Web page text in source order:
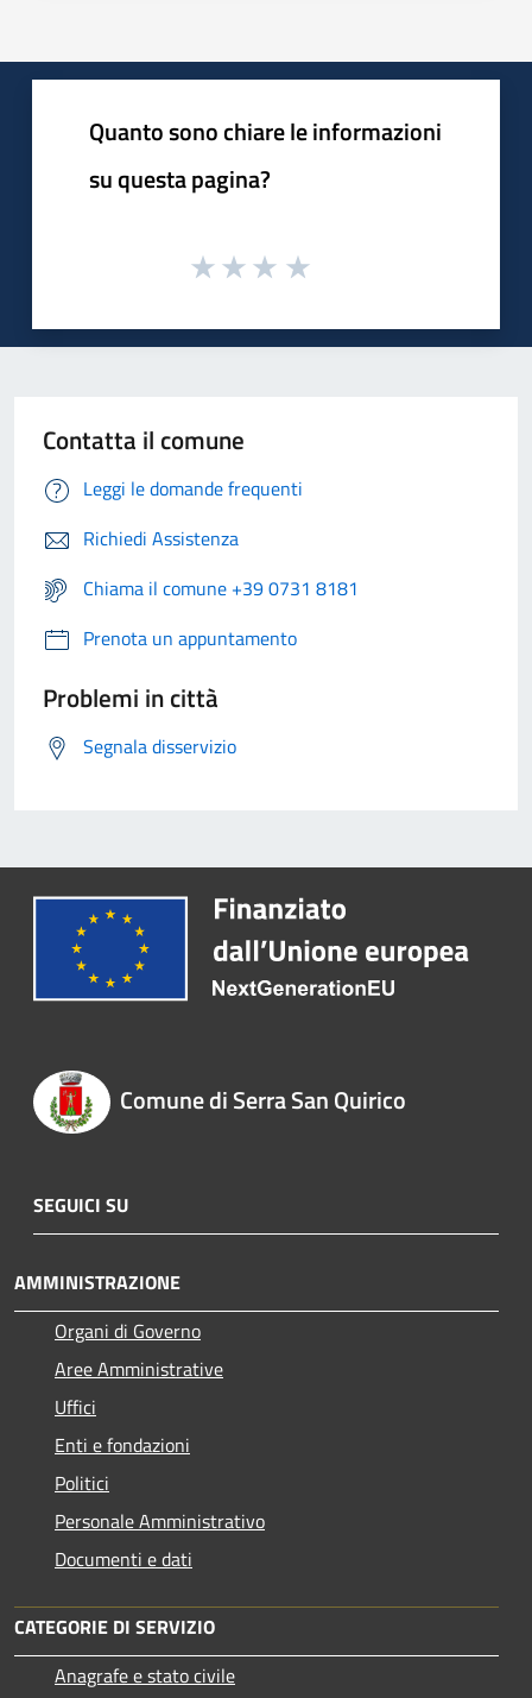
Quanto sono chiare le informazioni
su questa pagina?
Contatta il comune
Leggi le domande frequenti
Richiedi Assistenza
Chiama il comune +39 0731 8181
Prenota un appuntamento
Problemi in città
Segnala disservizio
Comune di Serra San Quirico
SEGUICI SU
AMMINISTRAZIONE
Organi di Governo
Aree Amministrative
Uffici
Enti e fondazioni
Politici
Personale Amministrativo
Documenti e dati
CATEGORIE DI SERVIZIO
Anagrafe e stato civile